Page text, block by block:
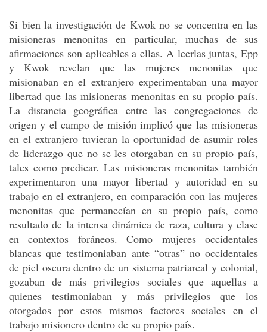
Si bien la investigación de Kwok no se concentra en las
misioneras menonitas en particular, muchas de sus
afirmaciones son aplicables a ellas. A leerlas juntas, Epp
y Kwok revelan que las mujeres menonitas que
misionaban en el extranjero experimentaban una mayor
libertad que las misioneras menonitas en su propio país.
La distancia geográfica entre las congregaciones de
origen y el campo de misión implicó que las misioneras
en el extranjero tuvieran la oportunidad de asumir roles
de liderazgo que no se les otorgaban en su propio país,
tales como predicar. Las misioneras menonitas también
experimentaron una mayor libertad y autoridad en su
trabajo en el extranjero, en comparación con las mujeres
menonitas que permanecían en su propio país, como
resultado de la intensa dinámica de raza, cultura y clase
en contextos foráneos. Como mujeres occidentales
blancas que testimoniaban ante “otras” no occidentales
de piel oscura dentro de un sistema patriarcal y colonial,
gozaban de más privilegios sociales que aquellas a
quienes testimoniaban y más privilegios que los
otorgados por estos mismos factores sociales en el
trabajo misionero dentro de su propio país.